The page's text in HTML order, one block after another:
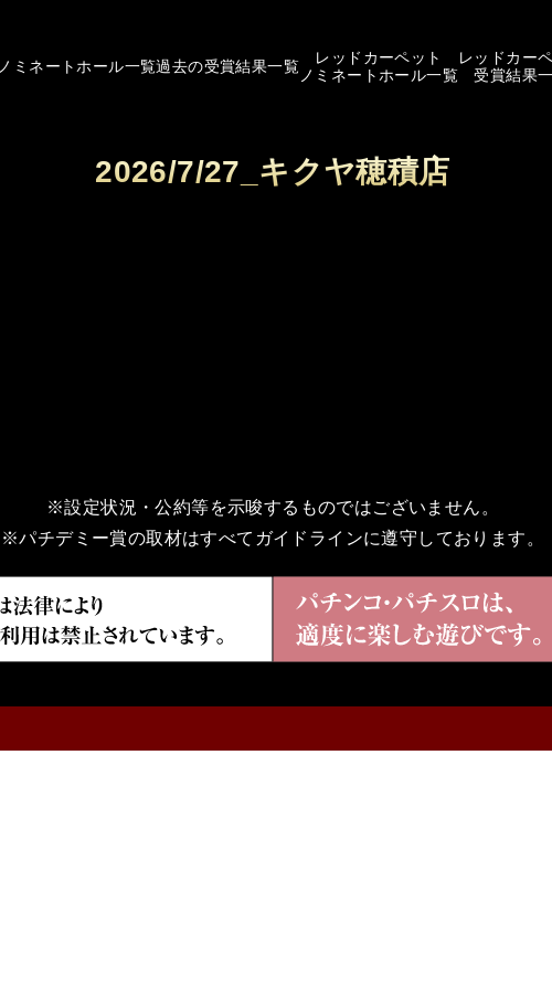
ノミネートホール一覧過去の受賞結果一覧
レッドカーペット
ノミネートホール一覧
レッドカー
受賞結果
2026/7/27_キクヤ穂積店
※設定状況・公約等を示唆するものではございません。
※パチデミー賞の取材はすべてガイドラインに遵守しております。